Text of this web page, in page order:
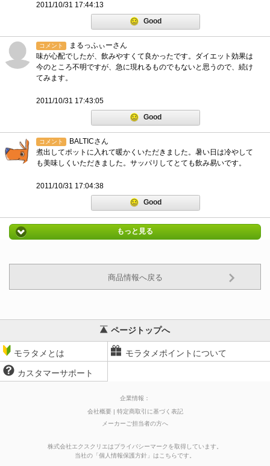
2011/10/31 17:44:13
Good
コメント
まるっふぃーさん
味が心配でしたが、飲みやすくて良かったです。ダイエット効果は
今のところ不明ですが、急に現れるものでもないと思うので、続け
てみます。
2011/10/31 17:43:05
Good
コメント
BALTICさん
煮出してポットに入れて暖かくいただきました。暑い日は冷やして
も美味しくいただきました。サッパリしてとても飲み易いです。
2011/10/31 17:04:38
Good
もっと見る
商品情報へ戻る
ページトップへ
モラタメとは モラタメポイントについて
カスタマーサポート
企業情報：
会社概要
特定商取引に基づく表記
メーカーご担当者の方へ
株式会社エクスクリエはプライバシーマークを取得しています。
当社の 「個人情報保護方針 」はこちらです。